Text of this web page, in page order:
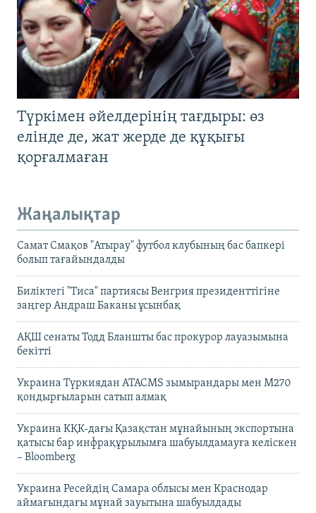
Түркімен әйелдерінің тағдыры: өз
елінде де, жат жерде де құқығы
қорғалмаған
Жаңалықтар
Самат Смақов "Атырау" футбол клубының бас бапкері
болып тағайындалды
Биліктегі "Тиса" партиясы Венгрия президенттігіне
заңгер Андраш Баканы ұсынбақ
АҚШ сенаты Тодд Бланшты бас прокурор лауазымына
бекітті
Украина Түркиядан ATACMS зымырандары мен M270
қондырғыларын сатып алмақ
Украина КҚК-дағы Қазақстан мұнайының экспортына
қатысы бар инфрақұрылымға шабуылдамауға келіскен
– Bloomberg
Украина Ресейдің Самара облысы мен Краснодар
аймағындағы мұнай зауытына шабуылдады